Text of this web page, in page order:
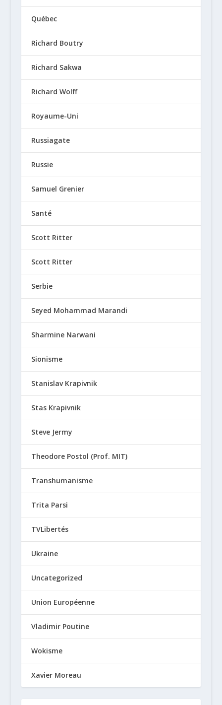
Québec
Richard Boutry
Richard Sakwa
Richard Wolff
Royaume-Uni
Russiagate
Russie
Samuel Grenier
Santé
Scott Ritter
Scott Ritter
Serbie
Seyed Mohammad Marandi
Sharmine Narwani
Sionisme
Stanislav Krapivnik
Stas Krapivnik
Steve Jermy
Theodore Postol (Prof. MIT)
Transhumanisme
Trita Parsi
TVLibertés
Ukraine
Uncategorized
Union Européenne
Vladimir Poutine
Wokisme
Xavier Moreau